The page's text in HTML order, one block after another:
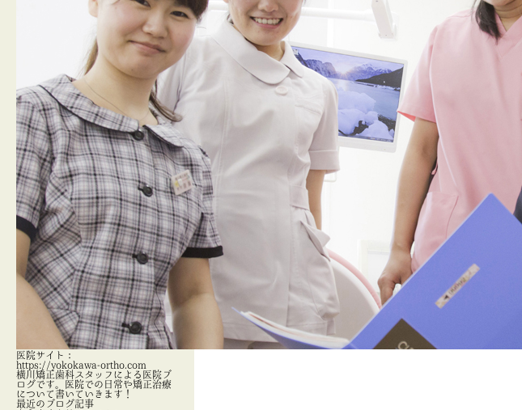
医院サイト：
https://yokokawa-ortho.com
横川矯正歯科スタッフによる医院ブ
ログです。医院での日常や矯正治療
について書いていきます！
最近のブログ記事